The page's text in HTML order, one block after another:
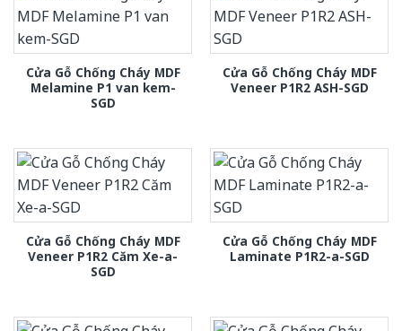
Cửa Gỗ Chống Cháy MDF
Melamine P1 van kem-
SGD
Cửa Gỗ Chống Cháy MDF
Veneer P1R2 ASH-SGD
Cửa Gỗ Chống Cháy MDF
Veneer P1R2 Căm Xe-a-
SGD
Cửa Gỗ Chống Cháy MDF
Laminate P1R2-a-SGD